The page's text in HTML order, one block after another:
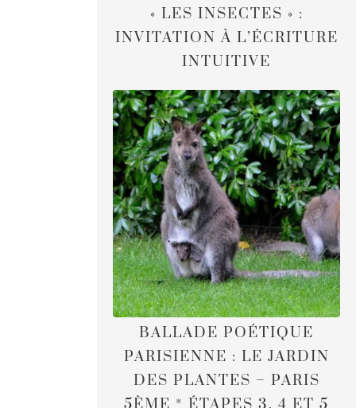
« LES INSECTES » :
INVITATION À L’ÉCRITURE
INTUITIVE
BALLADE POÉTIQUE
PARISIENNE : LE JARDIN
DES PLANTES – PARIS